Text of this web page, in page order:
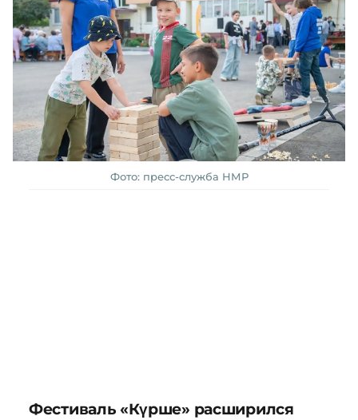
Фото: пресс-служба НМР
Фестиваль «Күрше» расширился